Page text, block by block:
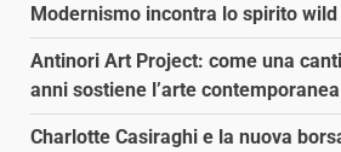
Modernismo incontra lo spirito
Antinori Art Project: come una
anni sostiene l’arte
Charlotte Casiraghi e la nuova